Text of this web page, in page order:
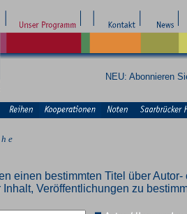
NEU: Abonnieren
e
einen bestimmten Titel über
Inhalt, Veröffentlichungen zu